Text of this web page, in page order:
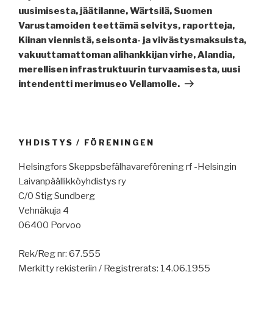
uusimisesta, jäätilanne, Wärtsilä, Suomen
Varustamoiden teettämä selvitys, raportteja,
Kiinan viennistä, seisonta- ja viivästysmaksuista,
vakuuttamattoman alihankkijan virhe, Alandia,
merellisen infrastruktuurin turvaamisesta, uusi
intendentti merimuseo Vellamolle.
YHDISTYS / FÖRENINGEN
Helsingfors Skeppsbefälhavareförening rf -Helsingin
Laivanpäällikköyhdistys ry
C/0 Stig Sundberg
Vehnäkuja 4
06400 Porvoo
Rek/Reg nr: 67.555
Merkitty rekisteriin / Registrerats: 14.06.1955